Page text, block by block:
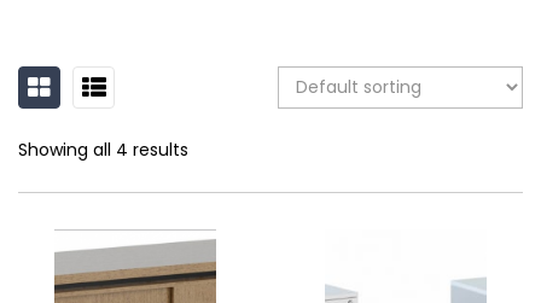
Showing all 4 results